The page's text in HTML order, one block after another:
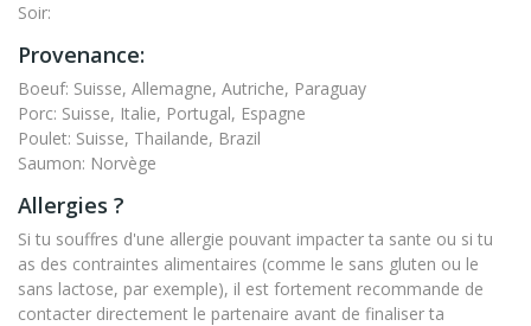
Soir:
Provenance:
Boeuf: Suisse, Allemagne, Autriche, Paraguay
Porc: Suisse, Italie, Portugal, Espagne
Poulet: Suisse, Thailande, Brazil
Saumon: Norvège
Allergies ?
Si tu souffres d'une allergie pouvant impacter ta sante ou si tu
as des contraintes alimentaires (comme le sans gluten ou le
sans lactose, par exemple), il est fortement recommande de
contacter directement le partenaire avant de finaliser ta